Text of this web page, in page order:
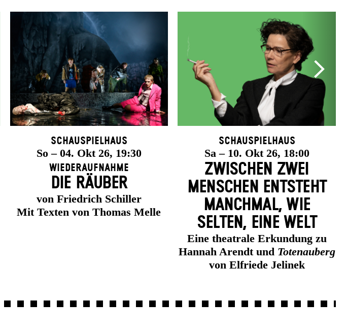
Schauspielhaus
So – 04. Okt 26, 19:30
Wiederaufnahme
DIE RÄUBER
von Friedrich Schiller
Mit Texten von Thomas Melle
Schauspielhaus
Sa – 10. Okt 26, 18:00
ZWISCHEN ZWEI
MENSCHEN ENT­STEHT
MANCH­MAL, WIE
SELTEN, EINE WELT
Eine theatrale Erkundung zu
Hannah Arendt und Totenauberg
von Elfriede Jelinek